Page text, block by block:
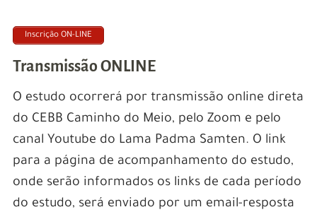
Inscrição ON-LINE
Transmissão ONLINE
O estudo ocorrerá por transmissão online direta
do CEBB Caminho do Meio, pelo Zoom e pelo
canal Youtube do Lama Padma Samten. O link
para a página de acompanhamento do estudo,
onde serão informados os links de cada período
do estudo, será enviado por um email-resposta